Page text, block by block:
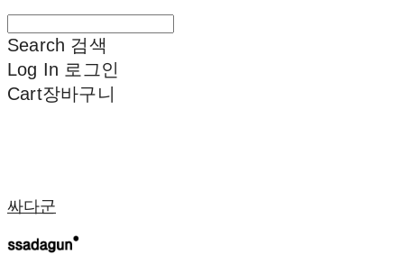
Search 검색
Log In 로그인
Cart장바구니
싸다군